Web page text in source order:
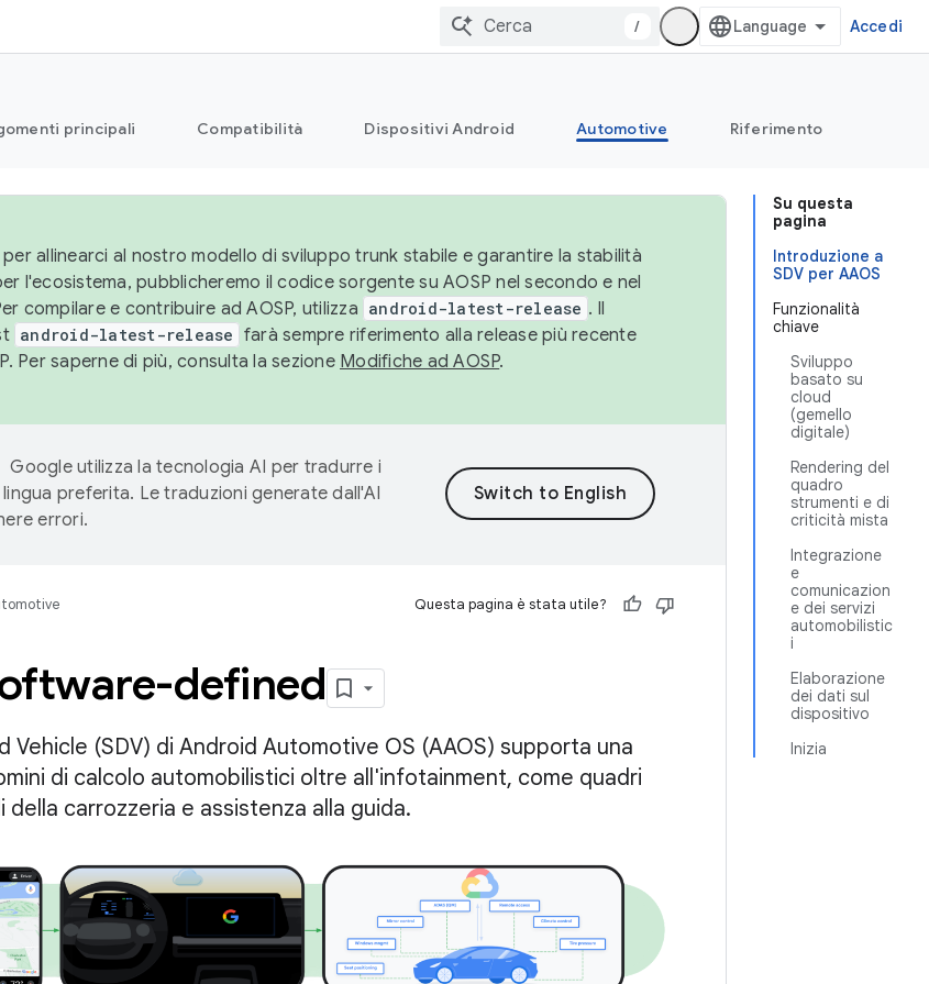
/ Accedi
principali Compatibilità Dispositivi Android Automotive Riferimento
Su questa
pagina
Introduzione a
SDV per AAOS
Funzionalità
chiave
Sviluppo
basato su
cloud
(gemello
digitale)
Rendering del
quadro
strumenti e di
criticità mista
Integrazione
e
comunicazion
e dei servizi
automobilistic
i
Elaborazione
dei dati sul
dispositivo
Inizia
allinearci al nostro modello di sviluppo trunk stabile e garantire la stabilità
l'ecosistema, pubblicheremo il codice sorgente su AOSP nel secondo e nel
compilare e contribuire ad AOSP, utilizza android-latest-release . Il
android-latest-release farà sempre riferimento alla release più recente
Per saperne di più, consulta la sezione Modifiche ad AOSP.
Google utilizza la tecnologia AI per tradurre i
preferita. Le traduzioni generate dall'AI
errori.
Questa pagina è stata utile?
defined
Vehicle (SDV) di Android Automotive OS (AAOS) supporta una
di calcolo automobilistici oltre all'infotainment, come quadri
carrozzeria e assistenza alla guida.